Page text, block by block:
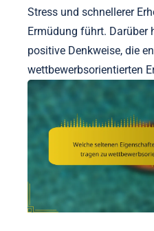
Stress und schnellerer
Ermüdung führt. Darüber
positive Denkweise, die
wettbewerbsorientierten